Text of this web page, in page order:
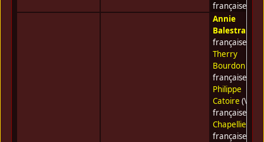
française)
Annie
Balestra
française) •
Therry
Bourdon(Voix
française) •
Philippe
Catoire (Voix
française) •
Chapellier
française) •